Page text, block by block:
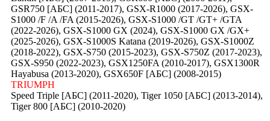
GSR750 [АБС] (2011-2017), GSX-R1000 (2017-2026), GSX-
S1000 /F /A /FA (2015-2026), GSX-S1000 /GT /GT+ /GTA
(2022-2026), GSX-S1000 GX (2024), GSX-S1000 GX /GX+
(2025-2026), GSX-S1000S Katana (2019-2026), GSX-S1000Z
(2018-2022), GSX-S750 (2015-2023), GSX-S750Z (2017-2023),
GSX-S950 (2022-2023), GSX1250FA (2010-2017), GSX1300R
Hayabusa (2013-2020), GSX650F [АБС] (2008-2015)
TRIUMPH
Speed Triple [АБС] (2011-2020), Tiger 1050 [АБС] (2013-2014),
Tiger 800 [АБС] (2010-2020)